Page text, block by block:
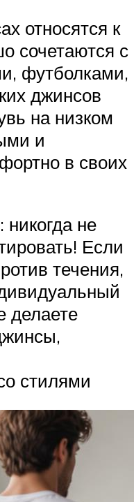
относятся к
сочетаются с
футболками,
джинсов
на низком
и
в своих
не
Если
течения,
делаете
стилями